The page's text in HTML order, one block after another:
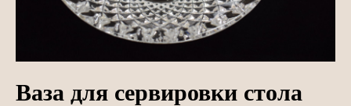
Ваза для сервировки стола